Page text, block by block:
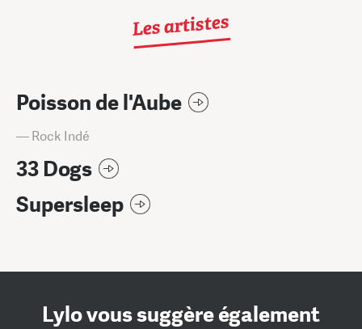
Les artistes
Poisson de l'Aube
— Rock Indé
33 Dogs
Supersleep
Lylo vous suggère également